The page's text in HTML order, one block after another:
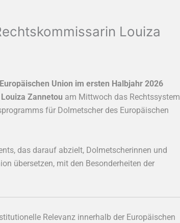
Louiza
Union im ersten Halbjahr 2026
Louiza Zannetou am Mittwoch das Rechtssystem
für Dolmetscher des Europäischen
das darauf abzielt, Dolmetscherinnen und
übersetzen, mit den Besonderheiten der
Relevanz innerhalb der Europäischen